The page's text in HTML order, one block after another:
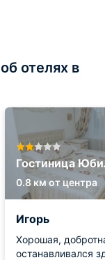
отелях в
Гостиница
0.8 км от центра
Игорь
Хорошая,
останавливался